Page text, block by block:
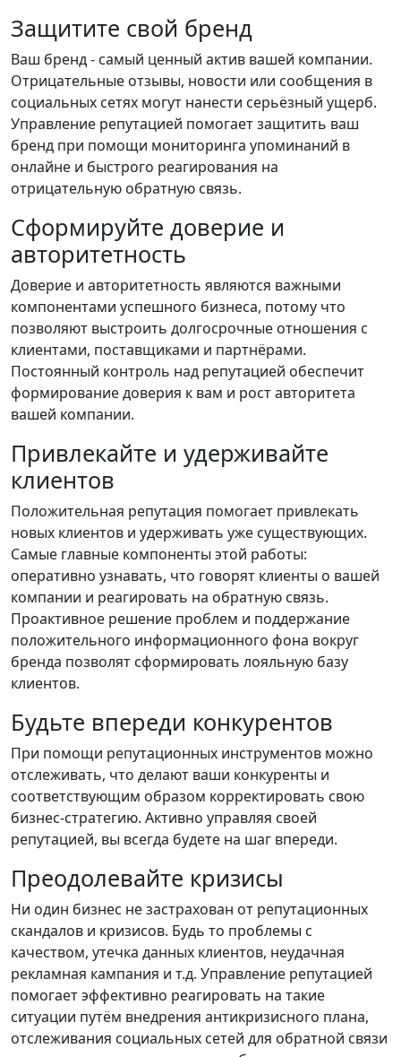
Защитите свой бренд
Ваш бренд - самый ценный актив вашей компании.
Отрицательные отзывы, новости или сообщения в
социальных сетях могут нанести серьёзный ущерб.
Управление репутацией помогает защитить ваш
бренд при помощи мониторинга упоминаний в
онлайне и быстрого реагирования на
отрицательную обратную связь.
Сформируйте доверие и
авторитетность
Доверие и авторитетность являются важными
компонентами успешного бизнеса, потому что
позволяют выстроить долгосрочные отношения с
клиентами, поставщиками и партнёрами.
Постоянный контроль над репутацией обеспечит
формирование доверия к вам и рост авторитета
вашей компании.
Привлекайте и удерживайте
клиентов
Положительная репутация помогает привлекать
новых клиентов и удерживать уже существующих.
Самые главные компоненты этой работы:
оперативно узнавать, что говорят клиенты о вашей
компании и реагировать на обратную связь.
Проактивное решение проблем и поддержание
положительного информационного фона вокруг
бренда позволят сформировать лояльную базу
клиентов.
Будьте впереди конкурентов
При помощи репутационных инструментов можно
отслеживать, что делают ваши конкуренты и
соответствующим образом корректировать свою
бизнес-стратегию. Активно управляя своей
репутацией, вы всегда будете на шаг впереди.
Преодолевайте кризисы
Ни один бизнес не застрахован от репутационных
скандалов и кризисов. Будь то проблемы с
качеством, утечка данных клиентов, неудачная
рекламная кампания и т.д. Управление репутацией
помогает эффективно реагировать на такие
ситуации путём внедрения антикризисного плана,
отслеживания социальных сетей для обратной связи